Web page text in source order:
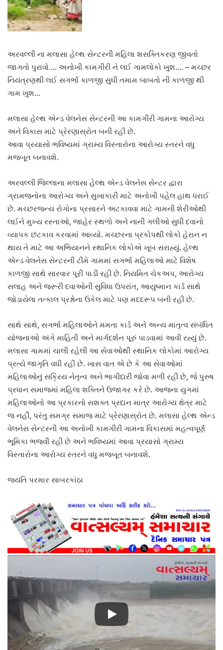
અરવલ્લી ના મલાસા હેલ્થ સેન્ટરની મહિલા શસક્તિકરણ જીવતો
જાગતો પુરાવો…. અનોખી કામગીરી ને લઈ ગામલોકો ખુશ…. – મચ્છર
નિયંત્રણથી લઈ સગર્ભા કાળજી સુધી તમામ બાબતો ની કાળજી થી
ગામ ખુશ…
મલાસા હેલ્થ એન્ડ વેલનેસ સેન્ટરની આ કામગીરી ગામના આરોગ્ય
અને વિકાસ માટે પ્રેરણાસ્રોત બની રહી છે.
આવા પ્રયાસો ભવિષ્યમાં ગ્રામ્ય વિસ્તારોના આરોગ્ય સ્તરને વધુ
મજબૂત બનાવશે.
અરવલ્લી જિલ્લાના મલાસા હેલ્થ એન્ડ વેલનેસ સેન્ટર દ્વારા
ગ્રામજનોના આરોગ્ય અને સુખાકારી માટે અનોખી પહેલ હાથ ધરાઈ
છે. મચ્છરજન્ય રોગોના પ્રસારને અટકાવવા માટે ગામની શેરીઓથી
લઈને મુખ્ય રસ્તાઓ, જાહેર સ્થળો અને નાની ગલીઓ સુધી દવાનો
વ્યાપક છંટકાવ કરવામાં આવ્યો. મચ્છરના પ્રકોપથી લોકો હેરાન ન
થાય તે માટે આ અભિયાનને સ્થાનિક લોકોએ ખૂબ સરાહ્યું. હેલ્થ
એન્ડ વેલનેસ સેન્ટરની ટીમે ગામમાં સગર્ભા મહિલાઓ માટે વિશેષ
કાળજી સાથે સારવાર પૂરી પાડી રહી છે. નિયમિત ચેકઅપ, આરોગ્ય
સલાહ અને જરૂરી દવાઓની સુવિધા ઉપરાંત, આયુષ્માન કાર્ડ સાથે
જોડાયેલા તત્કાલ પ્રશ્નોના ઉકેલ માટે પણ મદદરૂપ બની રહી છે.
સાથે સાથે, સગર્ભા મહિલાઓને મમતા કાર્ડ અને અન્ય માતૃત્વ સંબંધિત
યોજનાઓ અંગે માહિતી અને માર્ગદર્શન પૂરું પાડવામાં આવી રહ્યું છે.
મલાસા ગામમાં ચાલી રહેલી આ સેવાઓથી સ્થાનિક લોકોમાં આરોગ્ય
પ્રત્યે જાગૃતિ વધી રહી છે. ખાસ વાત એ છે કે આ સેવાઓમાં
મહિલાઓનું સક્રિય નેતૃત્વ અને ભાગીદારી જોવા મળી રહી છે, જે પુરુષ
પ્રધાન સમાજમાં મહિલા શક્તિને ઉજાગર કરે છે. આજના યુગમાં
મહિલાઓનો આ પ્રકારનો સશક્ત પ્રદાન માત્ર આરોગ્ય ક્ષેત્ર માટે
જ નહીં, પરંતુ સમગ્ર સમાજ માટે પ્રેરણાસ્રોત છે. મલાસા હેલ્થ એન્ડ
વેલનેસ સેન્ટરની આ અનોખી કામગીરી ગામના વિકાસમાં મહત્વપૂર્ણ
ભૂમિકા ભજવી રહી છે અને ભવિષ્યમાં આવા પ્રયાસો ગ્રામ્ય
વિસ્તારોના આરોગ્ય સ્તરને વધુ મજબૂત બનાવશે.
જયંતિ પરમાર સાબરકાંઠા